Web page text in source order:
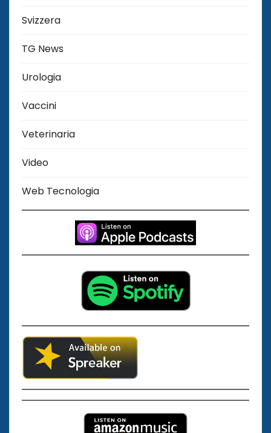
Svizzera
TG News
Urologia
Vaccini
Veterinaria
Video
Web Tecnologia